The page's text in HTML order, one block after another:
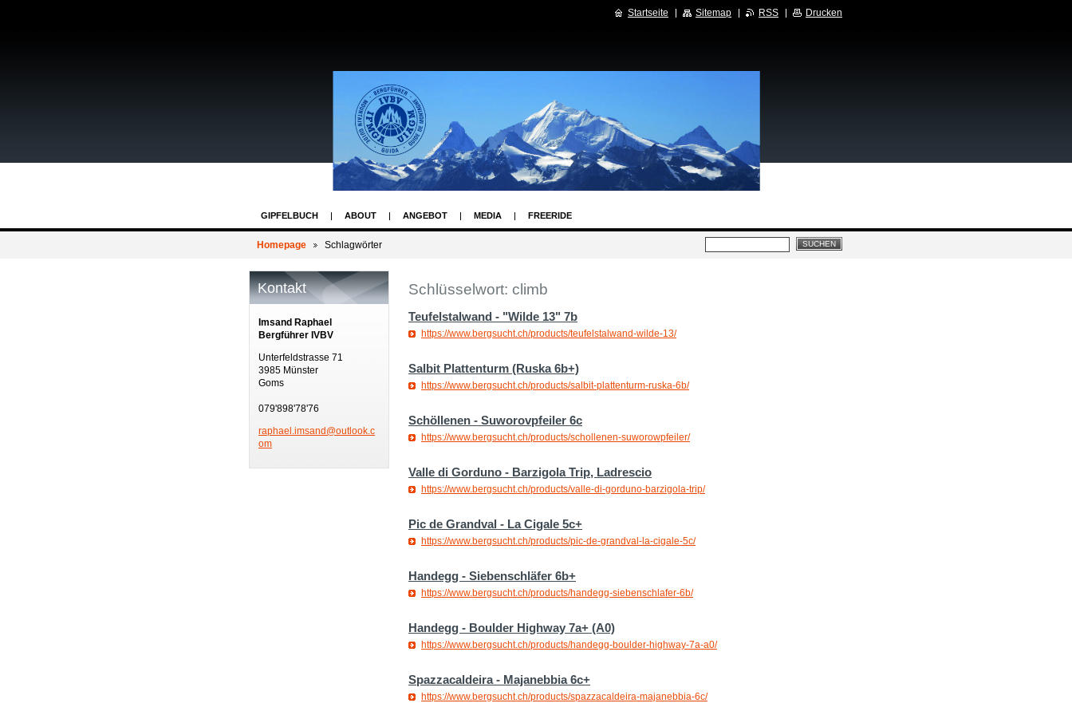
GIPFELBUCH ABOUT ANGEBOT MEDIA FREERIDE
Homepage Schlagwörter
Schlüsselwort: climb
Teufelstalwand - "Wilde 13" 7b
https://www.bergsucht.ch/products/teufelstalwand-wilde-13/
Salbit Plattenturm (Ruska 6b+)
https://www.bergsucht.ch/products/salbit-plattenturm-ruska-6b/
Schöllenen - Suworovpfeiler 6c
https://www.bergsucht.ch/products/schollenen-suworowpfeiler/
Valle di Gorduno - Barzigola Trip, Ladrescio
https://www.bergsucht.ch/products/valle-di-gorduno-barzigola-trip/
Pic de Grandval - La Cigale 5c+
https://www.bergsucht.ch/products/pic-de-grandval-la-cigale-5c/
Handegg - Siebenschläfer 6b+
https://www.bergsucht.ch/products/handegg-siebenschlafer-6b/
Handegg - Boulder Highway 7a+ (A0)
https://www.bergsucht.ch/products/handegg-boulder-highway-7a-a0/
Spazzacaldeira - Majanebbia 6c+
https://www.bergsucht.ch/products/spazzacaldeira-majanebbia-6c/
Kontakt
Imsand Raphael
Bergführer IVBV
Unterfeldstrasse 71
3985 Münster
Goms
079'898'78'76
raphael.imsand@outlook.c
om
Startseite Sitemap RSS Drucken